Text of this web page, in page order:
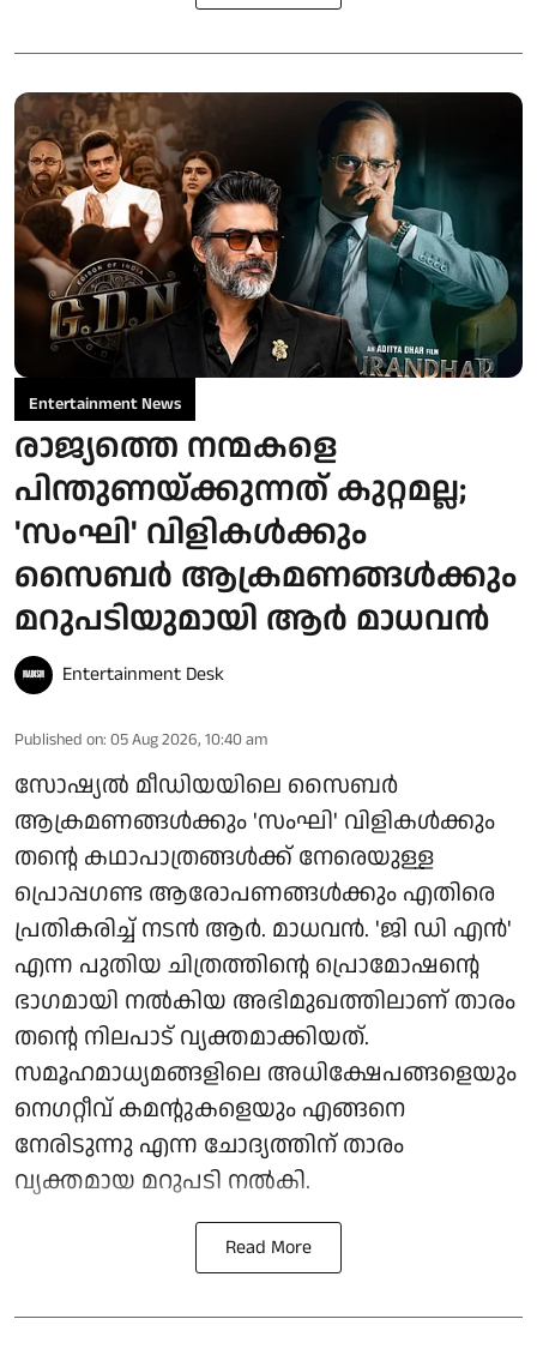
Entertainment News
രാജ്യത്തെ നന്മകളെ
പിന്തുണയ്ക്കുന്നത് കുറ്റമല്ല;
'സംഘി' വിളികൾക്കും
സൈബർ ആക്രമണങ്ങൾക്കും
മറുപടിയുമായി ആർ മാധവൻ
Entertainment Desk
Published on: 05 Aug 2026, 10:40 am
സോഷ്യൽ മീഡിയയിലെ സൈബർ
ആക്രമണങ്ങൾക്കും 'സംഘി' വിളികൾക്കും
തന്റെ കഥാപാത്രങ്ങൾക്ക് നേരെയുള്ള
പ്രൊപ്പഗണ്ട ആരോപണങ്ങൾക്കും എതിരെ
പ്രതികരിച്ച് നടൻ ആർ. മാധവൻ. 'ജി ഡി എൻ'
എന്ന പുതിയ ചിത്രത്തിന്റെ പ്രൊമോഷന്റെ
ഭാഗമായി നൽകിയ അഭിമുഖത്തിലാണ് താരം
തന്റെ നിലപാട് വ്യക്തമാക്കിയത്.
സമൂഹമാധ്യമങ്ങളിലെ അധിക്ഷേപങ്ങളെയും
നെഗറ്റീവ് കമന്റുകളെയും എങ്ങനെ
നേരിടുന്നു എന്ന ചോദ്യത്തിന് താരം
വ്യക്തമായ മറുപടി നൽകി.
Read More